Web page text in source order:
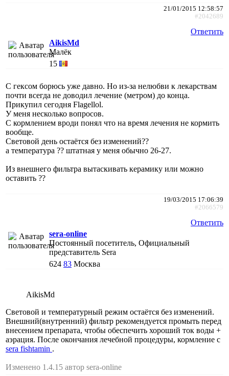
21/01/2015 12:58:57
#2042689
Ответить
AikisMd
Малёк
15
С гексом борюсь уже давно. Но из-за нелюбви к лекарствам
почти всегда не доводил лечение (метром) до конца.
Прикупил сегодня Flagellol.
У меня несколько вопросов.
С кормлением вроди понял что на время лечения не кормить
вообще.
Световой день остаётся без изменений??
а температура ?? штатная у меня обычно 26-27.
Из внешнего фильтра вытаскивать керамику или можно
оставить ??
19/03/2015 17:06:39
#2066579
Ответить
sera-online
Постоянный посетитель, Официальный
представитель Sera
624 83 Москва
AikisMd
Световой и температурный режим остаётся без изменений.
Внешний(внутренний) фильтр рекомендуется промыть перед
внесением препарата, чтобы обеспечить хороший ток воды +
аэрация. После окончания лечебной процедуры, кормление с
sera fishtamin .
Изменено 1.4.15 автор sera-online